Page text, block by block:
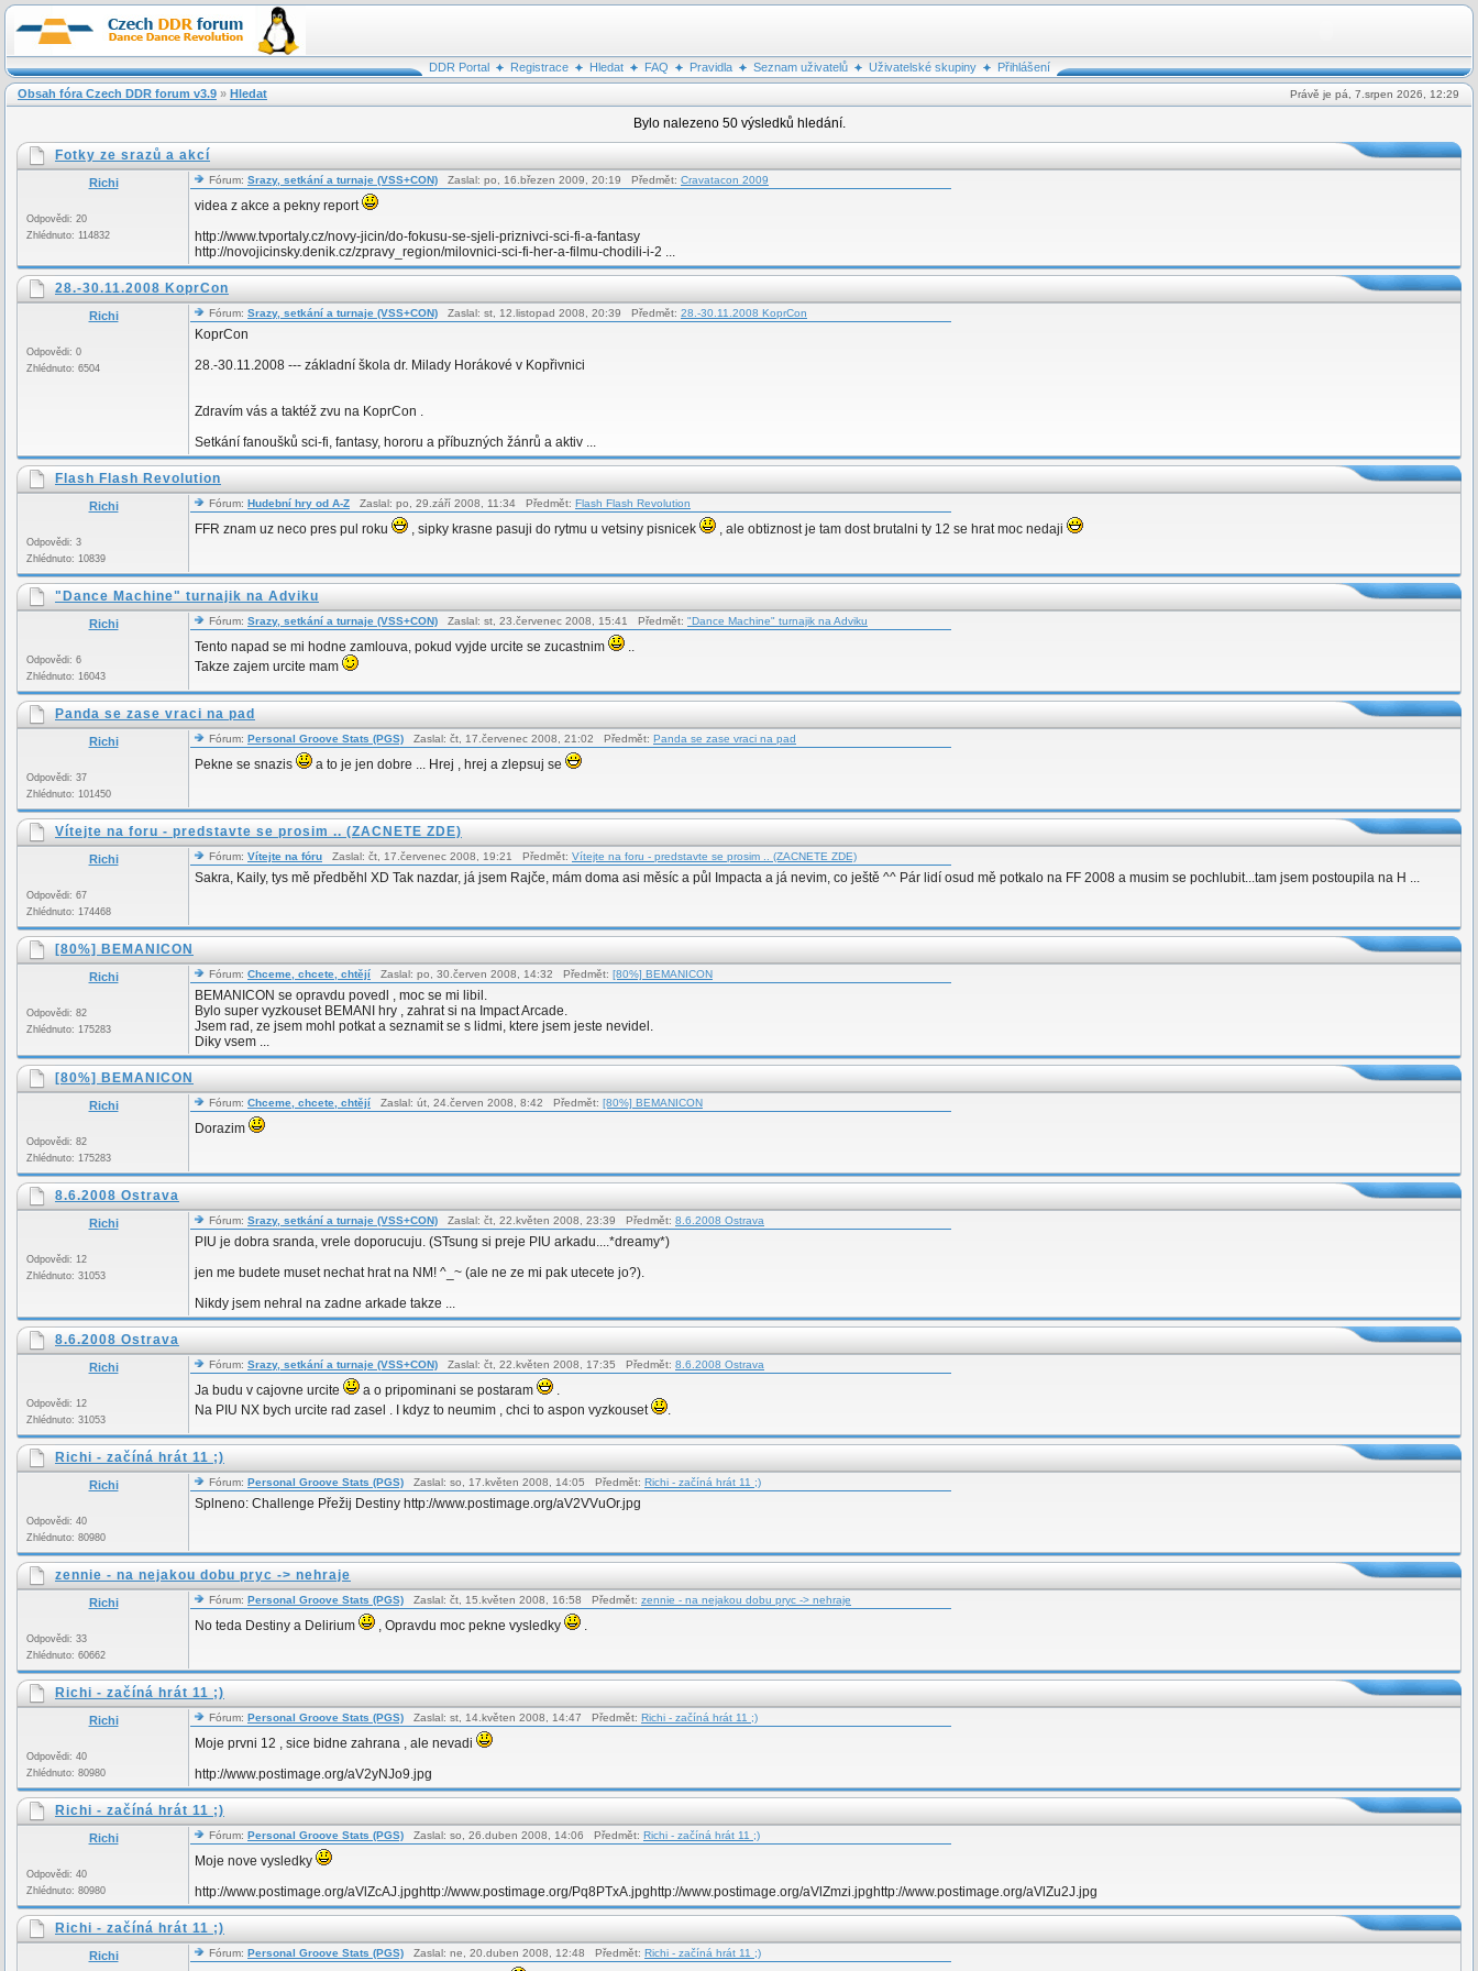
DDR Portal Registrace Hledat FAQ Pravidla Seznam uživatelů Uživatelské skupiny
Přihlášení
Obsah fóra Czech DDR forum v3.9 » Hledat Právě je pá, 7.srpen 2026, 12:29
Bylo nalezeno 50 výsledků hledání.
Fotky ze srazů a akcí
Richi
Odpovědi: 20
Zhlédnuto: 114832
Fórum: Srazy, setkání a turnaje (VSS+CON) Zaslal: po, 16.březen 2009, 20:19 Předmět: Cravatacon 2009
videa z akce a pekny report
http://www.tvportaly.cz/novy-jicin/do-fokusu-se-sjeli-priznivci-sci-fi-a-fantasy
http://novojicinsky.denik.cz/zpravy_region/milovnici-sci-fi-her-a-filmu-chodili-i-2 ...
28.-30.11.2008 KoprCon
Richi
Odpovědi: 0
Zhlédnuto: 6504
Fórum: Srazy, setkání a turnaje (VSS+CON) Zaslal: st, 12.listopad 2008, 20:39 Předmět: 28.-30.11.2008 KoprCon
KoprCon
28.-30.11.2008 --- základní škola dr. Milady Horákové v Kopřivnici
Zdravím vás a taktéž zvu na KoprCon .
Setkání fanoušků sci-fi, fantasy, hororu a příbuzných žánrů a aktiv ...
Flash Flash Revolution
Richi
Odpovědi: 3
Zhlédnuto: 10839
Fórum: Hudební hry od A-Z Zaslal: po, 29.září 2008, 11:34 Předmět: Flash Flash Revolution
FFR znam uz neco pres pul roku , sipky krasne pasuji do rytmu u vetsiny pisnicek , ale obtiznost je tam dost brutalni ty 12 se hrat moc nedaji
"Dance Machine" turnajik na Adviku
Richi
Odpovědi: 6
Zhlédnuto: 16043
Fórum: Srazy, setkání a turnaje (VSS+CON) Zaslal: st, 23.červenec 2008, 15:41 Předmět: "Dance Machine" turnajik na Adviku
Tento napad se mi hodne zamlouva, pokud vyjde urcite se zucastnim
..
Takze zajem urcite mam
Panda se zase vraci na pad
Richi
Odpovědi: 37
Zhlédnuto: 101450
Fórum: Personal Groove Stats (PGS) Zaslal: čt, 17.červenec 2008, 21:02 Předmět: Panda se zase vraci na pad
Pekne se snazis a to je jen dobre ... Hrej , hrej a zlepsuj se
Vítejte na foru - predstavte se prosim .. (ZACNETE ZDE)
Richi
Odpovědi: 67
Zhlédnuto: 174468
Fórum: Vítejte na fóru Zaslal: čt, 17.červenec 2008, 19:21 Předmět: Vítejte na foru - predstavte se prosim .. (ZACNETE ZDE)
Sakra, Kaily, tys mě předběhl XD Tak nazdar, já jsem Rajče, mám doma asi měsíc a půl Impacta a já nevim, co ještě ^^ Pár lidí osud mě potkalo na FF 2008 a musim se pochlubit...tam jsem postoupila na H ...
[80%] BEMANICON
Richi
Odpovědi: 82
Zhlédnuto: 175283
Fórum: Chceme, chcete, chtějí Zaslal: po, 30.červen 2008, 14:32 Předmět: [80%] BEMANICON
BEMANICON se opravdu povedl , moc se mi libil.
Bylo super vyzkouset BEMANI hry , zahrat si na Impact Arcade.
Jsem rad, ze jsem mohl potkat a seznamit se s lidmi, ktere jsem jeste nevidel.
Diky vsem ...
[80%] BEMANICON
Richi
Odpovědi: 82
Zhlédnuto: 175283
Fórum: Chceme, chcete, chtějí Zaslal: út, 24.červen 2008, 8:42 Předmět: [80%] BEMANICON
Dorazim
8.6.2008 Ostrava
Richi
Odpovědi: 12
Zhlédnuto: 31053
Fórum: Srazy, setkání a turnaje (VSS+CON) Zaslal: čt, 22.květen 2008, 23:39 Předmět: 8.6.2008 Ostrava
PIU je dobra sranda, vrele doporucuju. (STsung si preje PIU arkadu....*dreamy*)
jen me budete muset nechat hrat na NM! ^_~ (ale ne ze mi pak utecete jo?).
Nikdy jsem nehral na zadne arkade takze ...
8.6.2008 Ostrava
Richi
Odpovědi: 12
Zhlédnuto: 31053
Fórum: Srazy, setkání a turnaje (VSS+CON) Zaslal: čt, 22.květen 2008, 17:35 Předmět: 8.6.2008 Ostrava
Ja budu v cajovne urcite a o pripominani se postaram
.
Na PIU NX bych urcite rad zasel . I kdyz to neumim , chci to aspon vyzkouset
.
Richi - začíná hrát 11 ;)
Richi
Odpovědi: 40
Zhlédnuto: 80980
Fórum: Personal Groove Stats (PGS) Zaslal: so, 17.květen 2008, 14:05 Předmět: Richi - začíná hrát 11 ;)
Splneno: Challenge Přežij Destiny http://www.postimage.org/aV2VVuOr.jpg
zennie - na nejakou dobu pryc -> nehraje
Richi
Odpovědi: 33
Zhlédnuto: 60662
Fórum: Personal Groove Stats (PGS) Zaslal: čt, 15.květen 2008, 16:58 Předmět: zennie - na nejakou dobu pryc -> nehraje
No teda Destiny a Delirium , Opravdu moc pekne vysledky .
Richi - začíná hrát 11 ;)
Richi
Odpovědi: 40
Zhlédnuto: 80980
Fórum: Personal Groove Stats (PGS) Zaslal: st, 14.květen 2008, 14:47 Předmět: Richi - začíná hrát 11 ;)
Moje prvni 12 , sice bidne zahrana , ale nevadi
http://www.postimage.org/aV2yNJo9.jpg
Richi - začíná hrát 11 ;)
Richi
Odpovědi: 40
Zhlédnuto: 80980
Fórum: Personal Groove Stats (PGS) Zaslal: so, 26.duben 2008, 14:06 Předmět: Richi - začíná hrát 11 ;)
Moje nove vysledky
http://www.postimage.org/aVlZcAJ.jpghttp://www.postimage.org/Pq8PTxA.jpghttp://www.postimage.org/aVlZmzi.jpghttp://www.postimage.org/aVlZu2J.jpg
Richi - začíná hrát 11 ;)
Richi Fórum: Personal Groove Stats (PGS) Zaslal: ne, 20.duben 2008, 12:48 Předmět: Richi - začíná hrát 11 ;)